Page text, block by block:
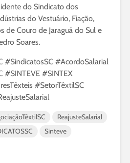
do Sindicato dos
do Vestuário, Fiação,
de Couro de Jaraguá do Sul e
Soares.
#SindicatosSC #AcordoSalarial
#SINTEVE #SINTEX
#SetorTêxtilSC
ReajusteSalarial
Sinteve